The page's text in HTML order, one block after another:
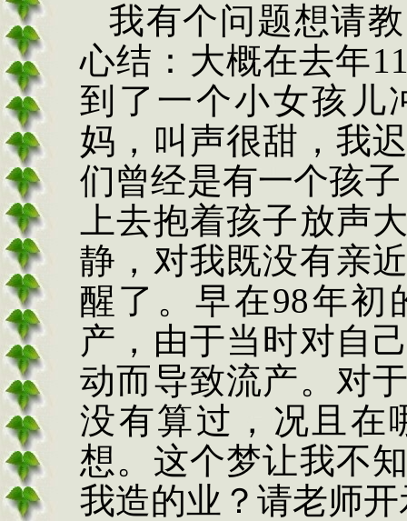
我有个问题想请
心结：大概在去年
到了一个小女孩儿
妈，叫声很甜，我
们曾经是有一个孩
上去抱着孩子放声
静，对我既没有亲
醒了。早在98年初
产，由于当时对自
动而导致流产。对
没有算过，况且在
想。这个梦让我不
我造的业？请老师